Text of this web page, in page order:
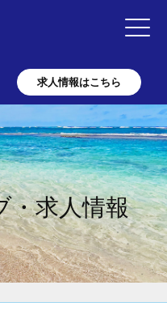
求人情報はこちら
・求人情報